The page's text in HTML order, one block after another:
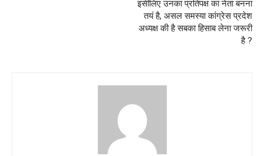
इसीलिए उनका प्रतिपक्ष का नेता बनना
तयं है, असल समस्या कांग्रेस प्रदेश
अध्यक्ष की है सबका हिसाब लेना जरूरी
है ?